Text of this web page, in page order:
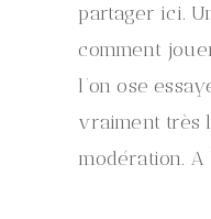
partager ici.
comment
l’on ose
vraiment très
modération. A